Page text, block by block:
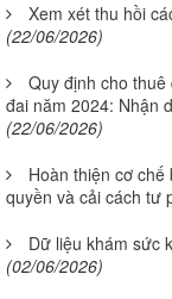
Xem xét thu hồi
(22/06/2026)
Quy định cho
đai năm 2024: Nhận
(22/06/2026)
Hoàn thiện cơ
quyền và cải cách tư
Dữ liệu khám sức
(02/06/2026)